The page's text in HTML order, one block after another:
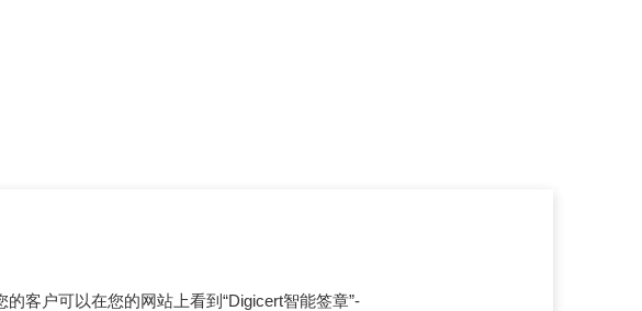
客户可以在您的网站上看到“Digicert智能签章”-